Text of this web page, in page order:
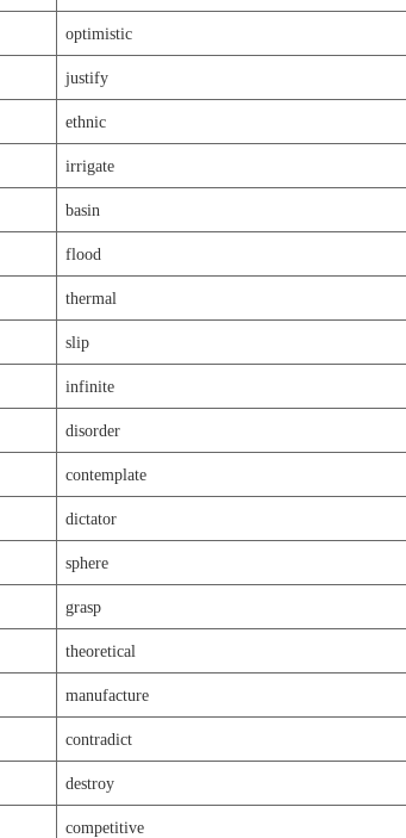
optimistic
justify
ethnic
irrigate
basin
flood
thermal
slip
infinite
disorder
contemplate
dictator
sphere
grasp
theoretical
manufacture
contradict
destroy
competitive